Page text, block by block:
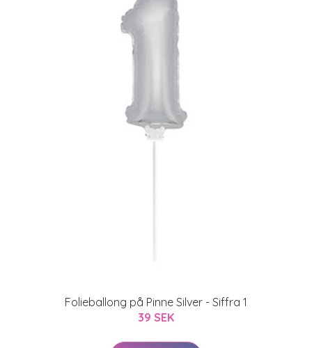
Folieballong på Pinne Silver - Siffra 1
39 SEK